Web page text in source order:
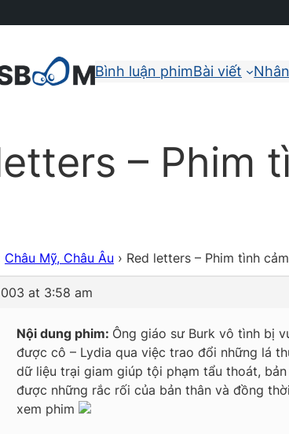
Bình luận phimBài viết
– Phim
Châu Mỹ, Châu Âu › Red letters – Phim tình
at 3:58 am
Nội dung phim: Ông giáo sư Burk vô tình bị
được cô – Lydia qua việc trao đổi những lá
dữ liệu trại giam giúp tội phạm tẩu thoát,
được những rắc rối của bản thân và đồng
xem phim